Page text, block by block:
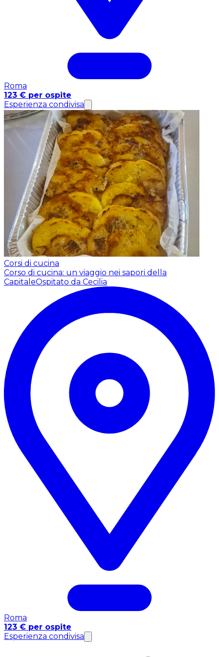
Roma
123 € per ospite
Esperienza condivisa
Corsi di cucina
Corso di cucina: un viaggio nei sapori della
CapitaleOspitato da Cecilia
Roma
123 € per ospite
Esperienza condivisa